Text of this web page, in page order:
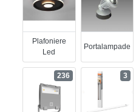
Plafoniere
Led
Portalampade
236 3